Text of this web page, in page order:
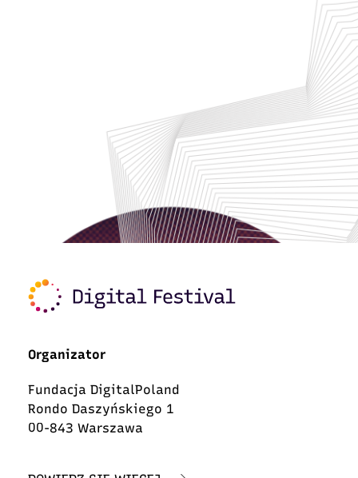
Organizator
Fundacja DigitalPoland
Rondo Daszyńskiego 1
00-843 Warszawa